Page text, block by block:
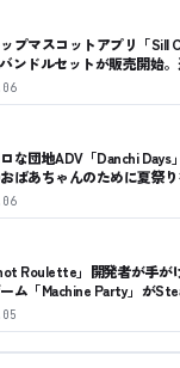
プマスコットアプリ「Sill
ンドルセットが販売開始
な団地ADV「Danchi Days
ばあちゃんのために夏祭
Roulette」開発者が手が
ム「Machine Party」が